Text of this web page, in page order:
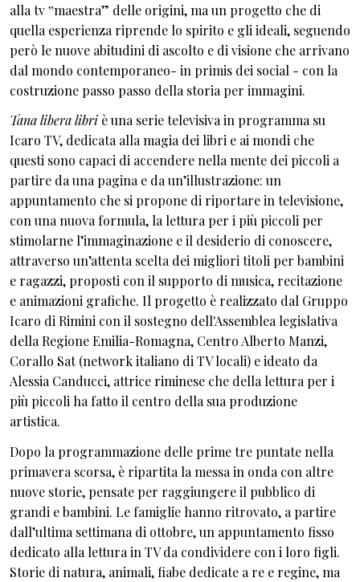
alla tv ‟maestra” delle origini, ma un progetto che di
quella esperienza riprende lo spirito e gli ideali, seguendo
però le nuove abitudini di ascolto e di visione che arrivano
dal mondo contemporaneo- in primis dei social - con la
costruzione passo passo della storia per immagini.
Tana libera libri è una serie televisiva in programma su
Icaro TV, dedicata alla magia dei libri e ai mondi che
questi sono capaci di accendere nella mente dei piccoli a
partire da una pagina e da un’illustrazione: un
appuntamento che si propone di riportare in televisione,
con una nuova formula, la lettura per i più piccoli per
stimolarne l’immaginazione e il desiderio di conoscere,
attraverso un’attenta scelta dei migliori titoli per bambini
e ragazzi, proposti con il supporto di musica, recitazione
e animazioni grafiche. Il progetto è realizzato dal Gruppo
Icaro di Rimini con il sostegno dell'Assemblea legislativa
della Regione Emilia-Romagna, Centro Alberto Manzi,
Corallo Sat (network italiano di TV locali) e ideato da
Alessia Canducci, attrice riminese che della lettura per i
più piccoli ha fatto il centro della sua produzione
artistica.
Dopo la programmazione delle prime tre puntate nella
primavera scorsa, è ripartita la messa in onda con altre
nuove storie, pensate per raggiungere il pubblico di
grandi e bambini. Le famiglie hanno ritrovato, a partire
dall’ultima settimana di ottobre, un appuntamento fisso
dedicato alla lettura in TV da condividere con i loro figli.
Storie di natura, animali, fiabe dedicate a re e regine, ma